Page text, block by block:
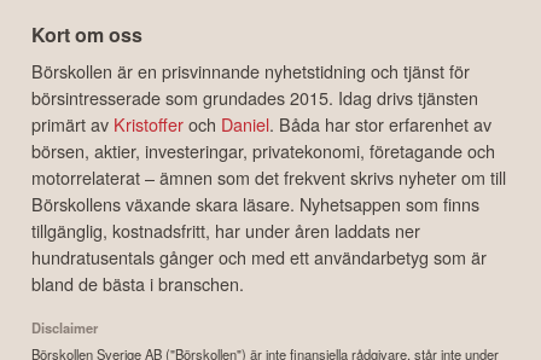
Kort om oss
Börskollen är en prisvinnande nyhetstidning och tjänst för
börsintresserade som grundades 2015. Idag drivs tjänsten
primärt av Kristofferoch Daniel. Båda har stor erfarenhet av
börsen, aktier, investeringar, privatekonomi, företagande och
motorrelaterat – ämnen som det frekvent skrivs nyheter om till
Börskollens växande skara läsare. Nyhetsappen som finns
tillgänglig, kostnadsfritt, har under åren laddats ner
hundratusentals gånger och med ett användarbetyg som är
bland de bästa i branschen.
Disclaimer
Börskollen Sverige AB ("Börskollen") är inte finansiella rådgivare, står inte under